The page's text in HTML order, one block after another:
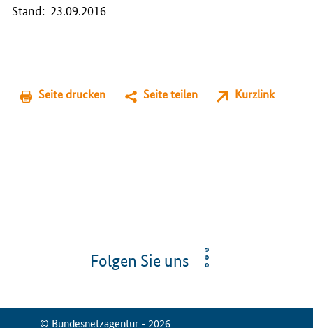
Stand: 23.09.2016
Seite drucken Seite teilen Kurzlink
Folgen Sie uns
© Bundesnetzagentur - 2026